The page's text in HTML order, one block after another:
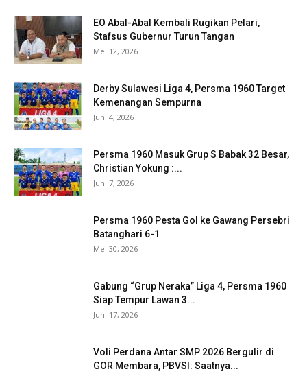
EO Abal-Abal Kembali Rugikan Pelari,
Stafsus Gubernur Turun Tangan
Mei 12, 2026
Derby Sulawesi Liga 4, Persma 1960 Target
Kemenangan Sempurna
Juni 4, 2026
Persma 1960 Masuk Grup S Babak 32 Besar,
Christian Yokung :...
Juni 7, 2026
Persma 1960 Pesta Gol ke Gawang Persebri
Batanghari 6-1
Mei 30, 2026
Gabung “Grup Neraka” Liga 4, Persma 1960
Siap Tempur Lawan 3...
Juni 17, 2026
Voli Perdana Antar SMP 2026 Bergulir di
GOR Membara, PBVSI: Saatnya...